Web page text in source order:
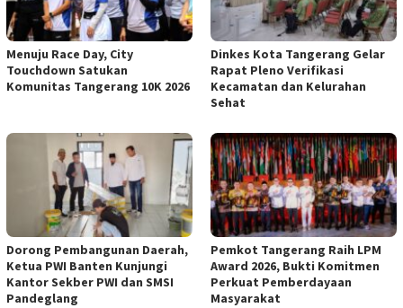
Menuju Race Day, City
Touchdown Satukan
Komunitas Tangerang 10K 2026
Dinkes Kota Tangerang Gelar
Rapat Pleno Verifikasi
Kecamatan dan Kelurahan
Sehat
Dorong Pembangunan Daerah,
Ketua PWI Banten Kunjungi
Kantor Sekber PWI dan SMSI
Pandeglang
Pemkot Tangerang Raih LPM
Award 2026, Bukti Komitmen
Perkuat Pemberdayaan
Masyarakat